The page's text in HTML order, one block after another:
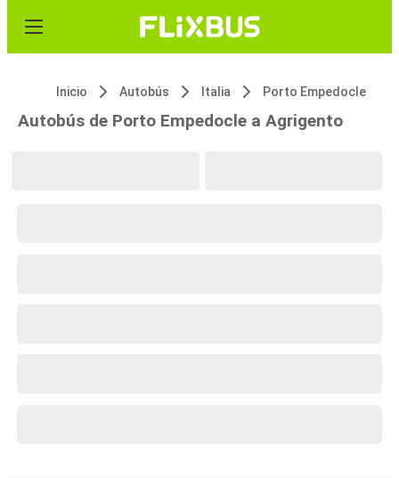
Inicio Autobús Italia Porto Empedocle
Autobús de Porto Empedocle a Agrigento